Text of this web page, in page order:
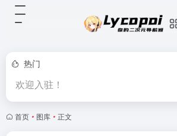
热门
欢迎入驻！
首页 • 图库 • 正文